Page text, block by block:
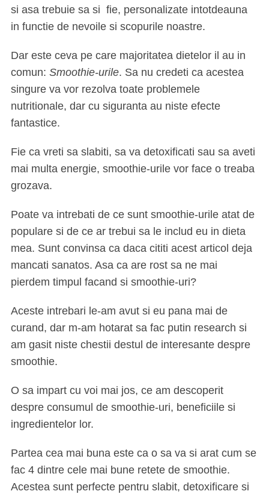
si asa trebuie sa si fie, personalizate intotdeauna
in functie de nevoile si scopurile noastre.
Dar este ceva pe care majoritatea dietelor il au in
comun: Smoothie-urile. Sa nu credeti ca acestea
singure va vor rezolva toate problemele
nutritionale, dar cu siguranta au niste efecte
fantastice.
Fie ca vreti sa slabiti, sa va detoxificati sau sa aveti
mai multa energie, smoothie-urile vor face o treaba
grozava.
Poate va intrebati de ce sunt smoothie-urile atat de
populare si de ce ar trebui sa le includ eu in dieta
mea. Sunt convinsa ca daca cititi acest articol deja
mancati sanatos. Asa ca are rost sa ne mai
pierdem timpul facand si smoothie-uri?
Aceste intrebari le-am avut si eu pana mai de
curand, dar m-am hotarat sa fac putin research si
am gasit niste chestii destul de interesante despre
smoothie.
O sa impart cu voi mai jos, ce am descoperit
despre consumul de smoothie-uri, beneficiile si
ingredientelor lor.
Partea cea mai buna este ca o sa va si arat cum se
fac 4 dintre cele mai bune retete de smoothie.
Acestea sunt perfecte pentru slabit, detoxificare si